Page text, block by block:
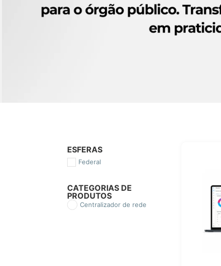
ESFERAS
Federal
CATEGORIAS DE
PRODUTOS
Centralizador de rede